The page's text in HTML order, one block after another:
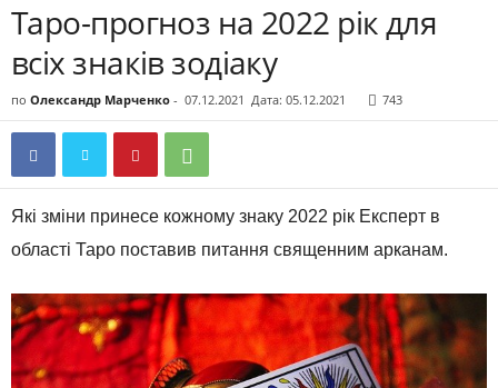
Таро-прогноз на 2022 рік для
всіх знаків зодіаку
по Олександр Марченко - 07.12.2021 Дата: 05.12.2021 743
Які зміни принесе кожному знаку 2022 рік Експерт в
області Таро поставив питання священним арканам.